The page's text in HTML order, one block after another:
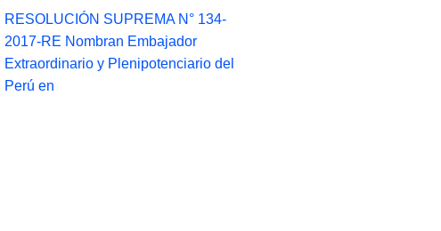
RESOLUCIÓN SUPREMA N° 134-
2017-RE Nombran Embajador
Extraordinario y Plenipotenciario del
Perú en